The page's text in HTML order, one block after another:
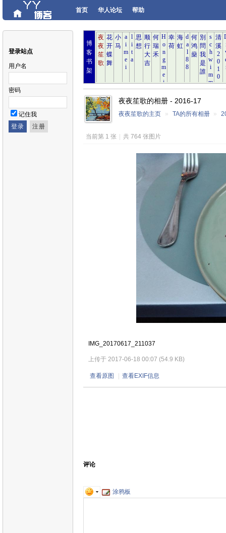
首页 华人论坛 帮助
登录站点
用户名
密码
记住我
博
客
书
架
夜夜笙歌的相册 - 2016-17
夜夜笙歌的主页 » TA的所有相册 »
当前第 1 张 共 764 张图片
IMG_20170617_211037
上传于 2017-06-18 00:07 (54.9 KB)
查看原图 查看EXIF信息
评论
涂鸦板